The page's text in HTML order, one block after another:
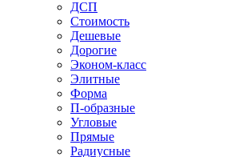
ДСП
Стоимость
Дешевые
Дорогие
Эконом-класс
Элитные
Форма
П-образные
Угловые
Прямые
Радиусные